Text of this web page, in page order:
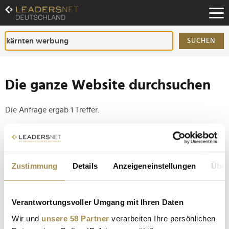
Zustimmung Details Anzeigeneinstellungen
Verantwortungsvoller Umgang mit Ihren Daten
Wir und unsere 58 Partner verarbeiten Ihre persönlichen
Zum
Inhalt
Zur
Fußzeilen-
Navigation
SUCHEN
Die ganze Website durchsuchen
Die Anfrage ergab 1 Treffer.
Tipp
Setzen Sie die gesuchten Wörter zwischen
Anführungszeichen: zb "Vorname Nachname".
Markenfestival 2025: Stimmen und Eindrücke aus
Düsseldorf